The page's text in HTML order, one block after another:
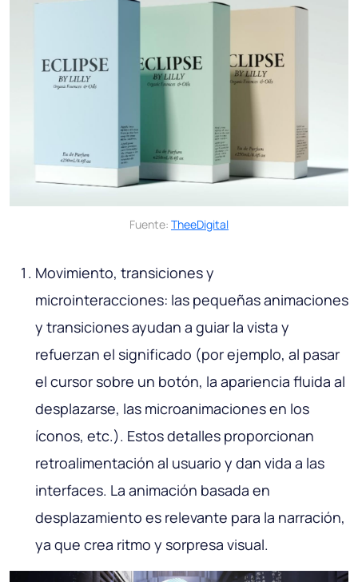
Fuente: TheeDigital
Movimiento, transiciones y
microinteracciones: las pequeñas animaciones
y transiciones ayudan a guiar la vista y
refuerzan el significado (por ejemplo, al pasar
el cursor sobre un botón, la apariencia fluida al
desplazarse, las microanimaciones en los
íconos, etc.). Estos detalles proporcionan
retroalimentación al usuario y dan vida a las
interfaces. La animación basada en
desplazamiento es relevante para la narración,
ya que crea ritmo y sorpresa visual.